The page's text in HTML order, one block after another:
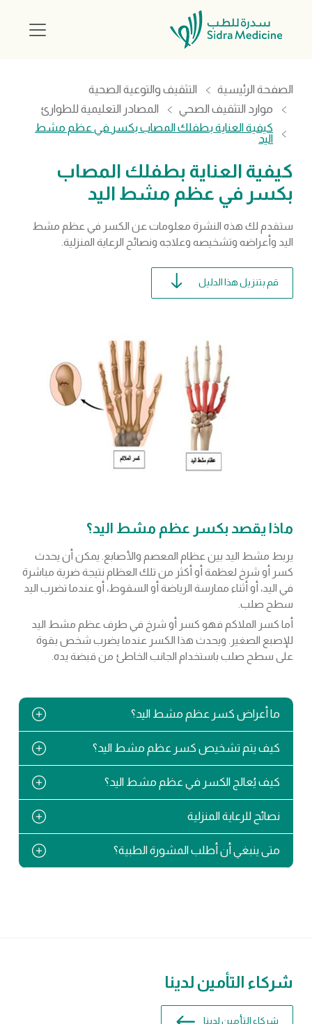
الصفحة الرئيسية
التثقيف والتوعية الصحية
موارد التثقيف الصحي
المصادر التعليمية للطوارئ
كيفية العناية بطفلك المصاب بكسر في عظم مشط
اليد
كيفية العناية بطفلك المصاب
بكسر في عظم مشط اليد
ستقدم لك هذه النشرة معلومات عن الكسر في عظم مشط
اليد وأعراضه وتشخيصه وعلاجه ونصائح الرعاية المنزلية.
قم بتنزيل هذا الدليل
ماذا يقصد بكسر عظم مشط اليد؟
يربط مشط اليد بين عظام المعصم والأصابع. يمكن أن يحدث
كسر أو شرخ لعظمة أو أكثر من تلك العظام نتيجة ضربة مباشرة
في اليد، أو أثناء ممارسة الرياضة أو السقوط، أو عندما تضرب اليد
سطح صلب.
أما كسر الملاكم فهو كسر أو شرخ في طرف عظم مشط اليد
للإصبع الصغير. ويحدث هذا الكسر عندما يضرب شخص بقوة
على سطح صلب باستخدام الجانب الخاطئ من قبضة يده.
ما أعراض كسر عظم مشط اليد؟
كيف يتم تشخيص كسر عظم مشط اليد؟
كيف يُعالج الكسر في عظم مشط اليد؟
نصائح للرعاية المنزلية
متى ينبغي أن أطلب المشورة الطبية؟
شركاء التأمين لدينا
شركاء التأمين لدينا